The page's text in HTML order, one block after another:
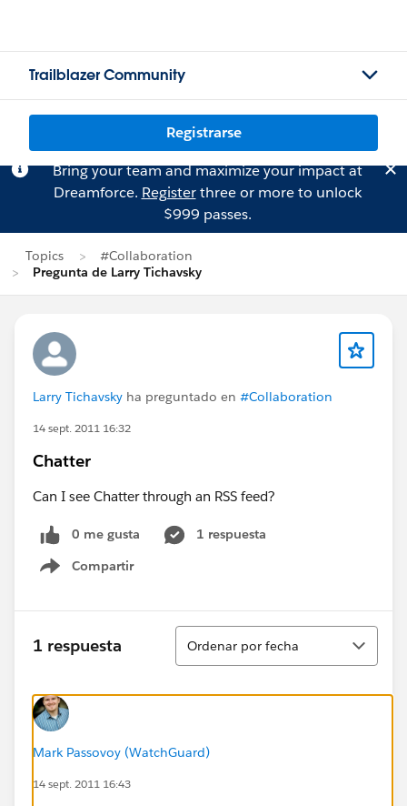
Trailblazer Community
Registrarse
Bring your team and maximize your impact at
Dreamforce. Registerthree or more to unlock
$999 passes.
Topics
#Collaboration
Pregunta de Larry Tichavsky
Larry Tichavsky ha preguntado en #Collaboration
14 sept. 2011 16:32
Chatter
Can I see Chatter through an RSS feed?
0 me gusta
1 respuesta
Compartir
Show menu
1 respuesta
Ordenar
Ordenar por fecha
Mark Passovoy (WatchGuard)
14 sept. 2011 16:43